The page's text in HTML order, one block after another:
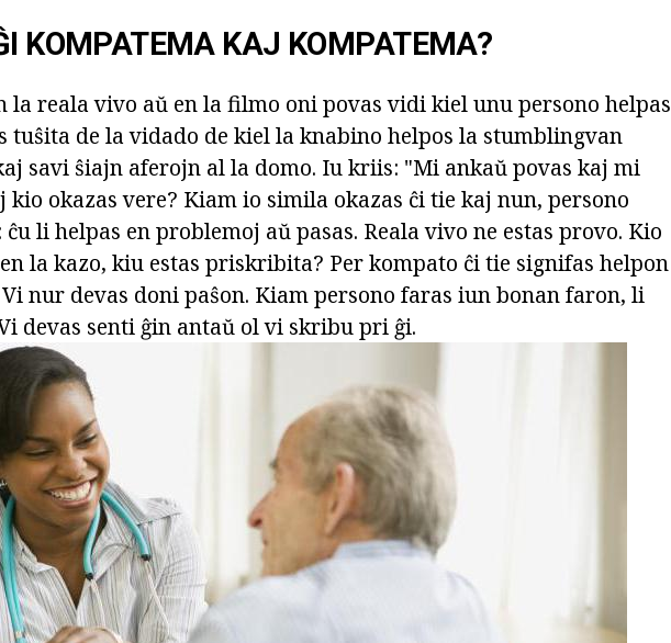
KOMPATEMA KAJ KOMPATEMA?
la reala vivo aŭ en la filmo oni povas vidi kiel unu persono helpas
tuŝita de la vidado de kiel la knabino helpos la stumblingvan
savi ŝiajn aferojn al la domo. Iu kriis: "Mi ankaŭ povas kaj mi
kio okazas vere? Kiam io simila okazas ĉi tie kaj nun, persono
li helpas en problemoj aŭ pasas. Reala vivo ne estas provo. Kio
la kazo, kiu estas priskribita? Per kompato ĉi tie signifas helpon
nur devas doni paŝon. Kiam persono faras iun bonan faron, li
devas senti ĝin antaŭ ol vi skribu pri ĝi.